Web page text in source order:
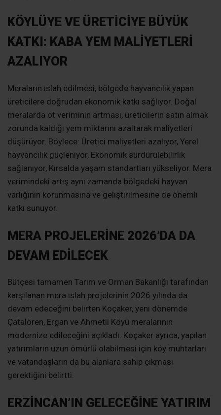
KÖYLÜYE VE ÜRETİCİYE BÜYÜK
KATKI: KABA YEM MALİYETLERİ
AZALIYOR
Meraların ıslah edilmesi, bölgede hayvancılık yapan
üreticilere doğrudan ekonomik katkı sağlıyor. Doğal
meralarda ot veriminin artması, üreticilerin satın almak
zorunda kaldığı yem miktarını azaltarak maliyetleri
düşürüyor. Böylece: Üretici maliyetleri azalıyor, Yerel
hayvancılık güçleniyor, Ekonomik sürdürülebilirlik
sağlanıyor, Kırsalda yaşam standartları yükseliyor. Mera
verimindeki artış aynı zamanda bölgedeki hayvan
varlığının korunmasına ve geliştirilmesine de önemli
katkı sunuyor.
MERA PROJELERİNE 2026’DA DA
DEVAM EDİLECEK
Bütçesi tamamen Tarım ve Orman Bakanlığı tarafından
karşılanan mera ıslah projelerinin 2026 yılında da
devam edeceğini belirten Koçaker, yeni dönemde
Çatalören, Ergan ve Ahmetli Köyü meralarının
modernize edileceğini açıkladı. Koçaker ayrıca, yapılan
yatırımların uzun ömürlü olabilmesi için köy muhtarları
ve vatandaşların da bu alanlara sahip çıkması
gerektiğini belirtti.
ERZİNCAN’IN GELECEĞİNE YATIRIM